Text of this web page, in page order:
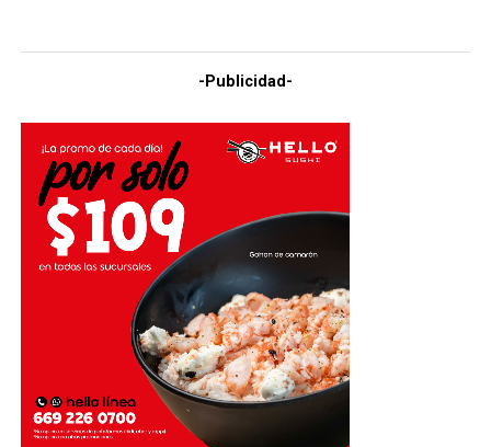
-Publicidad-